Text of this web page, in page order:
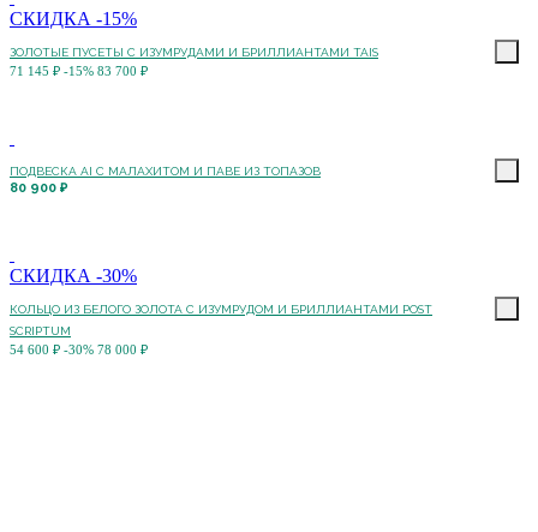
СКИДКА -15%
ЗОЛОТЫЕ ПУСЕТЫ С ИЗУМРУДАМИ И БРИЛЛИАНТАМИ TAIS
71 145 ₽ -15% 83 700 ₽
ПОДВЕСКА AI С МАЛАХИТОМ И ПАВЕ ИЗ ТОПАЗОВ
80 900 ₽
СКИДКА -30%
КОЛЬЦО ИЗ БЕЛОГО ЗОЛОТА С ИЗУМРУДОМ И БРИЛЛИАНТАМИ POST
SCRIPTUM
54 600 ₽ -30% 78 000 ₽